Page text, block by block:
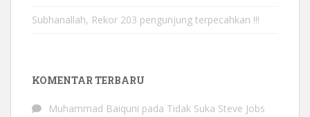
Subhanallah, Rekor 203 pengunjung terpecahkan !!!
KOMENTAR TERBARU
Muhammad Baiquni pada Tidak Suka Steve Jobs